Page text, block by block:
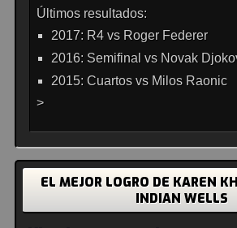
Últimos resultados:
2017: R4 vs Roger Federer
2016: Semifinal vs Novak
2015: Cuartos vs Milos Raonic
>
EL MEJOR LOGRO DE KAREN
INDIAN WELLS